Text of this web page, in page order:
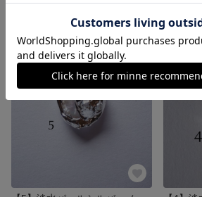
【2】2個)インディアン瑪瑙天然石スクエアカボション
490円
残り1点